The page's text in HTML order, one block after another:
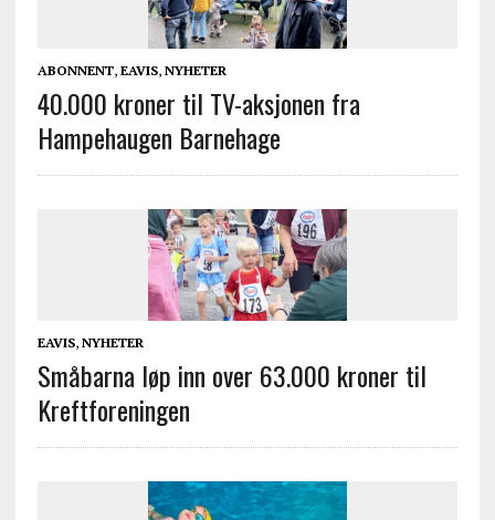
ABONNENT, EAVIS, NYHETER
40.000 kroner til TV-aksjonen fra
Hampehaugen Barnehage
EAVIS, NYHETER
Småbarna løp inn over 63.000 kroner til
Kreftforeningen